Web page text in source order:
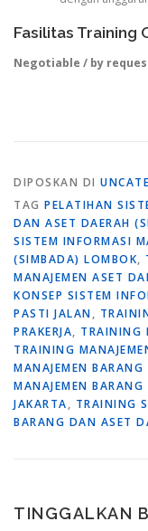
Fasilitas Training
Negotiable / by
DIPOSKAN DI
TAG PELATIHAN
DAN ASET DAERAH
SISTEM INFORMASI
(SIMBADA) LOMBOK,
MANAJEMEN ASET
KONSEP SISTEM
PASTI JALAN,
PRAKERJA, TRAINING
TRAINING
MANAJEMEN
MANAJEMEN
JAKARTA, TRAINING
BARANG DAN ASET
TINGGALKAN